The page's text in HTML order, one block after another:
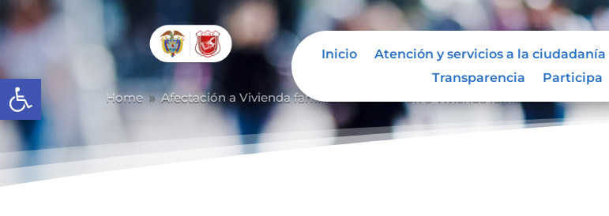
Abrir barra de herramientas
Inicio Atención y servicios a la ciudadanía
Transparencia
Participa
Home 9 Afectación a Vivienda familiar